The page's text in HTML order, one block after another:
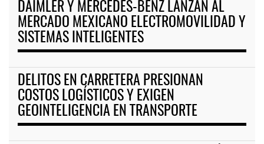
DAIMLER Y MERCEDES-BENZ LANZAN AL
MERCADO MEXICANO ELECTROMOVILIDAD Y
SISTEMAS INTELIGENTES
DELITOS EN CARRETERA PRESIONAN
COSTOS LOGÍSTICOS Y EXIGEN
GEOINTELIGENCIA EN TRANSPORTE